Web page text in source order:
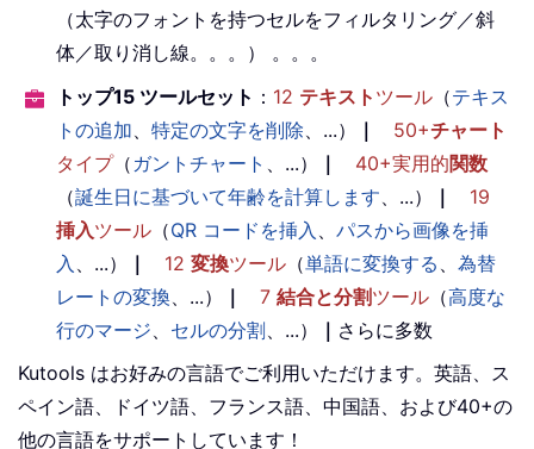
（太字のフォントを持つセルをフィルタリング／斜
体／取り消し線。。。） 。。。
トップ15 ツールセット ： 12 テキスト ツール （テキス
トの追加、 特定の文字を削除、...） ｜ 50+チャート
タイプ（ ガントチャート 、...） ｜ 40+実用的関数
（誕生日に基づいて年齢を計算します、...） ｜
19
挿入ツール （QR コードを挿入 、 パスから画像を挿
入 、...） ｜ 12 変換ツール （単語に変換する 、 為替
レートの変換、...） ｜ 7 結合と分割ツール （高度な
行のマージ、 セルの分割、...） ｜ さらに多数
Kutools はお好みの言語でご利用いただけます。英語、ス
ペイン語、ドイツ語、フランス語、中国語、および40+の
他の言語をサポートしています！